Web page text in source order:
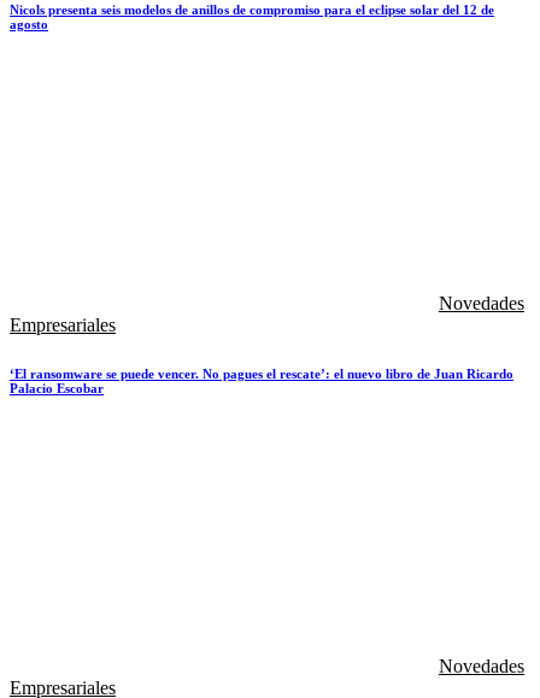
Nicols presenta seis modelos de anillos de compromiso para el eclipse solar del 12 de
agosto
Novedades
Empresariales
‘El ransomware se puede vencer. No pagues el rescate’: el nuevo libro de Juan Ricardo
Palacio Escobar
Novedades
Empresariales